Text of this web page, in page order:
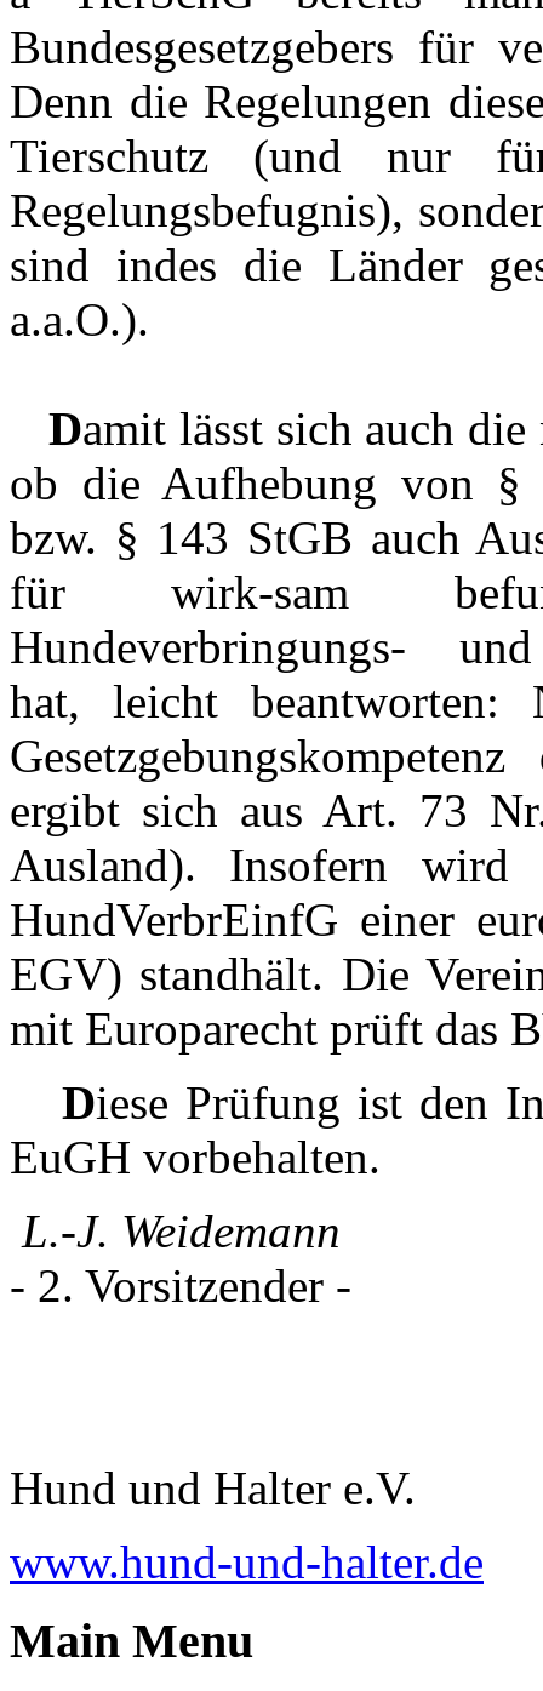
Bundesgesetzgebers für
Denn die Regelungen
Tierschutz (und nur
Regelungsbefugnis),
sind indes die Länder
a.a.O.).
Damit lässt sich auch
ob die Aufhebung von §
bzw. § 143 StGB auch
für wirk-sam
Hundeverbringungs- und
hat, leicht
ergibt sich aus Art. 73
Ausland). Insofern
HundVerbrEinfG einer
EGV) standhält. Die
mit Europarecht prüft das
Diese Prüfung ist den
EuGH vorbehalten.
L.-J. Weidemann
- 2. Vorsitzender -
Hund und Halter e.V.
www.hund-und-halter.de
Main Menu